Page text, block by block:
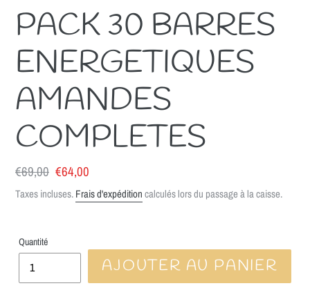
PACK 30 BARRES
ENERGETIQUES
AMANDES
COMPLETES
Prix
normal
€69,00 Prix
réduit
€64,00
Taxes incluses.Frais d'expéditioncalculés lors du passage à la caisse.
Quantité
AJOUTER AU PANIER